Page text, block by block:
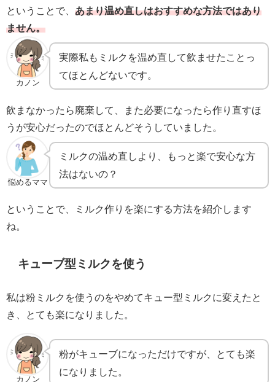
ということで、 あまり温め直しはおすすめな方法ではあり
ません。
カノン
実際私もミルクを温め直して飲ませたことっ
てほとんどないです。
飲まなかったら廃棄して、また必要になったら作り直すほ
うが安心だったのでほとんどそうしていました。
悩めるママ
ミルクの温め直しより、もっと楽で安心な方
法はないの？
ということで、ミルク作りを楽にする方法を紹介します
ね。
キューブ型ミルクを使う
私は粉ミルクを使うのをやめてキュー型ミルクに変えたと
き、とても楽になりました。
カノン
粉がキューブになっただけですが、とても楽
になりました。